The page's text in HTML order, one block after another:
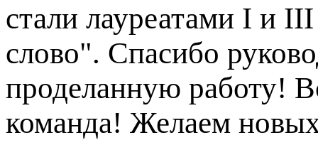
стали лауреатами I и
слово". Спасибо
проделанную работу!
команда! Желаем